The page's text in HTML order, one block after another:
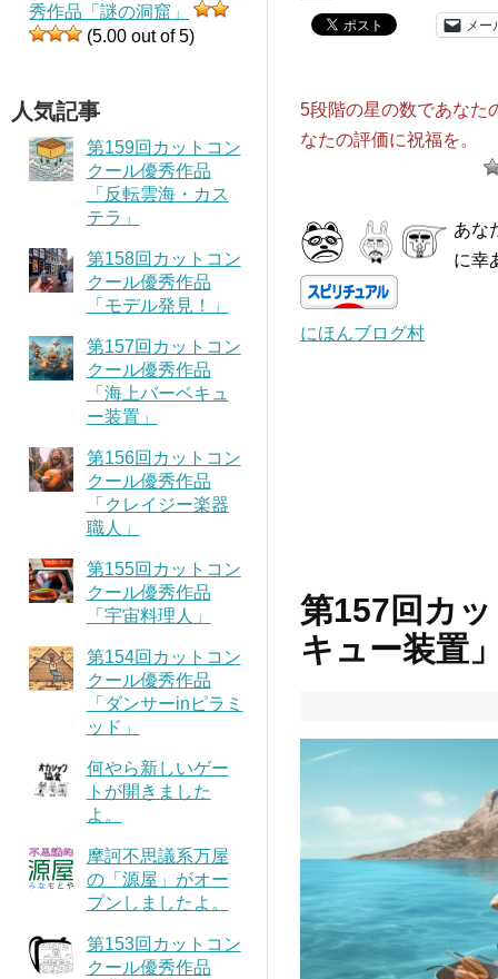
秀作品「謎の洞窟」
(5.00 out of 5)
人気記事
第159回カットコン
クール優秀作品
「反転雲海・カス
テラ」
第158回カットコン
クール優秀作品
「モデル発見！」
第157回カットコン
クール優秀作品
「海上バーベキュ
ー装置」
第156回カットコン
クール優秀作品
「クレイジー楽器
職人」
第155回カットコン
クール優秀作品
「宇宙料理人」
第154回カットコン
クール優秀作品
「ダンサーinピラミ
ッド」
何やら新しいゲー
トが開きました
よ。
摩訶不思議系万屋
の「源屋」がオー
プンしましたよ。
第153回カットコン
クール優秀作品
メー
5段階の星の数であなた
なたの評価に祝福を。
あな
に幸
にほんブログ村
第157回カ
キュー装置